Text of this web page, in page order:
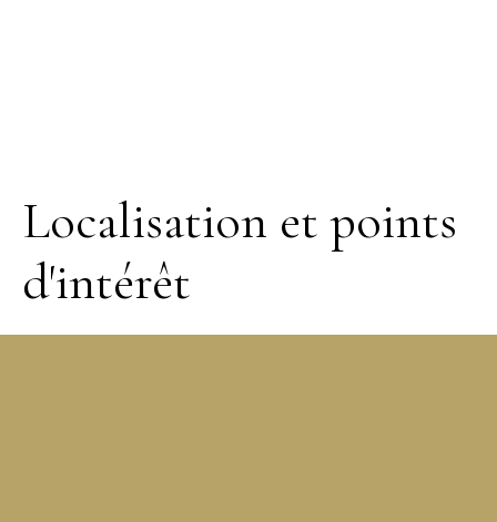
Localisation et points
d'intérêt